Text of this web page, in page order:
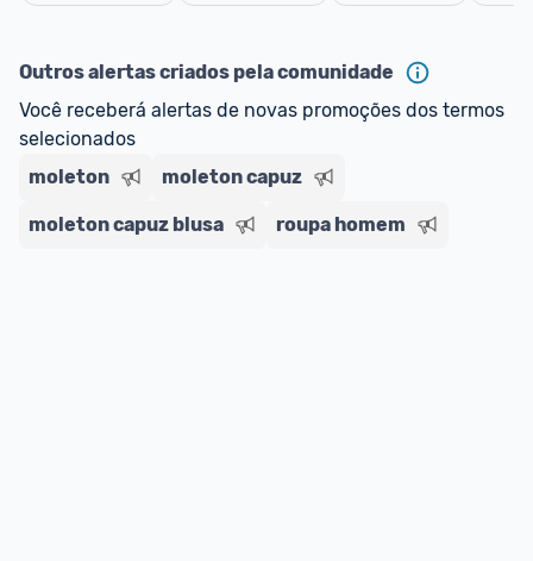
E lembre-se: você sempre pode contar ajuda da
comunidade para tirar dúvidas ou acionar os
nossos Admins marcando
comentário ou através do Fale com o Promobit.
Outros alertas criados pela comunidade
Você receberá alertas de novas promoções dos termos
selecionados
moleton
moleton capuz
moleton capuz blusa roupa homem